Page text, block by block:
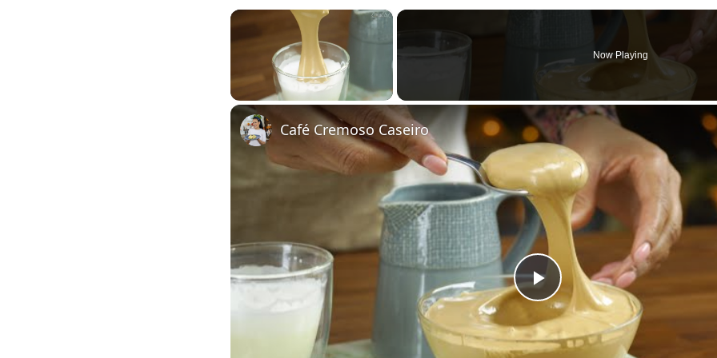
×
Now Playing
Play Video
Café Cremoso Caseiro